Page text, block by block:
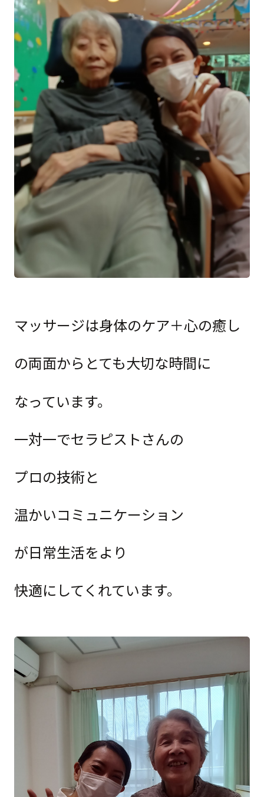
マッサージは身体のケア＋心の癒し
の両面からとても大切な時間に
なっています。
一対一でセラピストさんの
プロの技術と
温かいコミュニケーション
が日常生活をより
快適にしてくれています。